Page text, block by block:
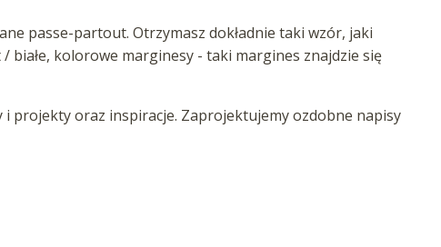
passe-partout. Otrzymasz dokładnie taki wzór, jaki
białe, kolorowe marginesy - taki margines znajdzie się
projekty oraz inspiracje. Zaprojektujemy ozdobne napisy